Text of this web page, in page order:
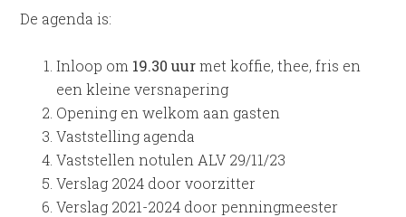
De agenda is:
Inloop om 19.30 uurmet koffie, thee, fris en
een kleine versnapering
Opening en welkom aan gasten
Vaststelling agenda
Vaststellen notulen ALV 29/11/23
Verslag 2024 door voorzitter
Verslag 2021-2024 door penningmeester